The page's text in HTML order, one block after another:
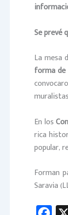
Se prevé
La mesa
forma de
En los
rica
popular,
Forman
Saravia